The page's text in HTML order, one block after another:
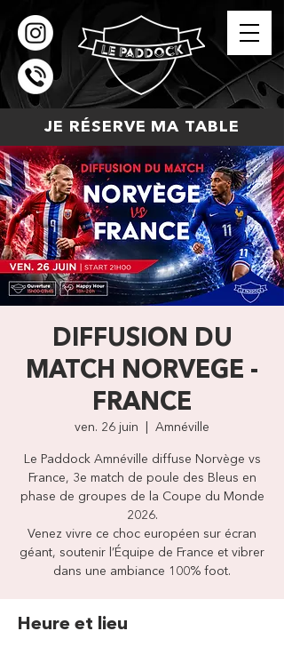
JE RÉSERVE MA TABLE
DIFFUSION DU
MATCH NORVEGE -
FRANCE
ven. 26 juin Amnéville
Le Paddock Amnéville diffuse Norvège vs
France, 3e match de poule des Bleus en
phase de groupes de la Coupe du Monde
2026.
Venez vivre ce choc européen sur écran
géant, soutenir l’Équipe de France et vibrer
dans une ambiance 100% foot.
Heure et lieu